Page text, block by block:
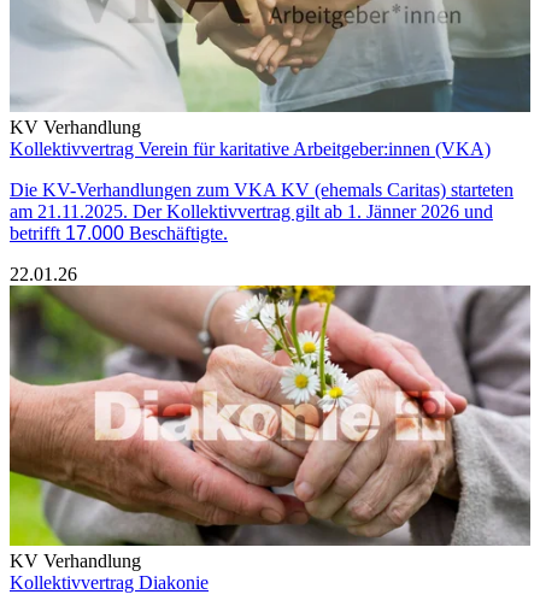
KV Verhandlung
Kollektivvertrag Verein für karitative Arbeitgeber:innen (VKA)
Die KV-Verhandlungen zum VKA KV (ehemals Caritas) starteten
am 21.11.2025. Der Kollektivvertrag gilt ab 1. Jänner 2026 und
betrifft 17.000 Beschäftigte.
22.01.26
KV Verhandlung
Kollektivvertrag Diakonie